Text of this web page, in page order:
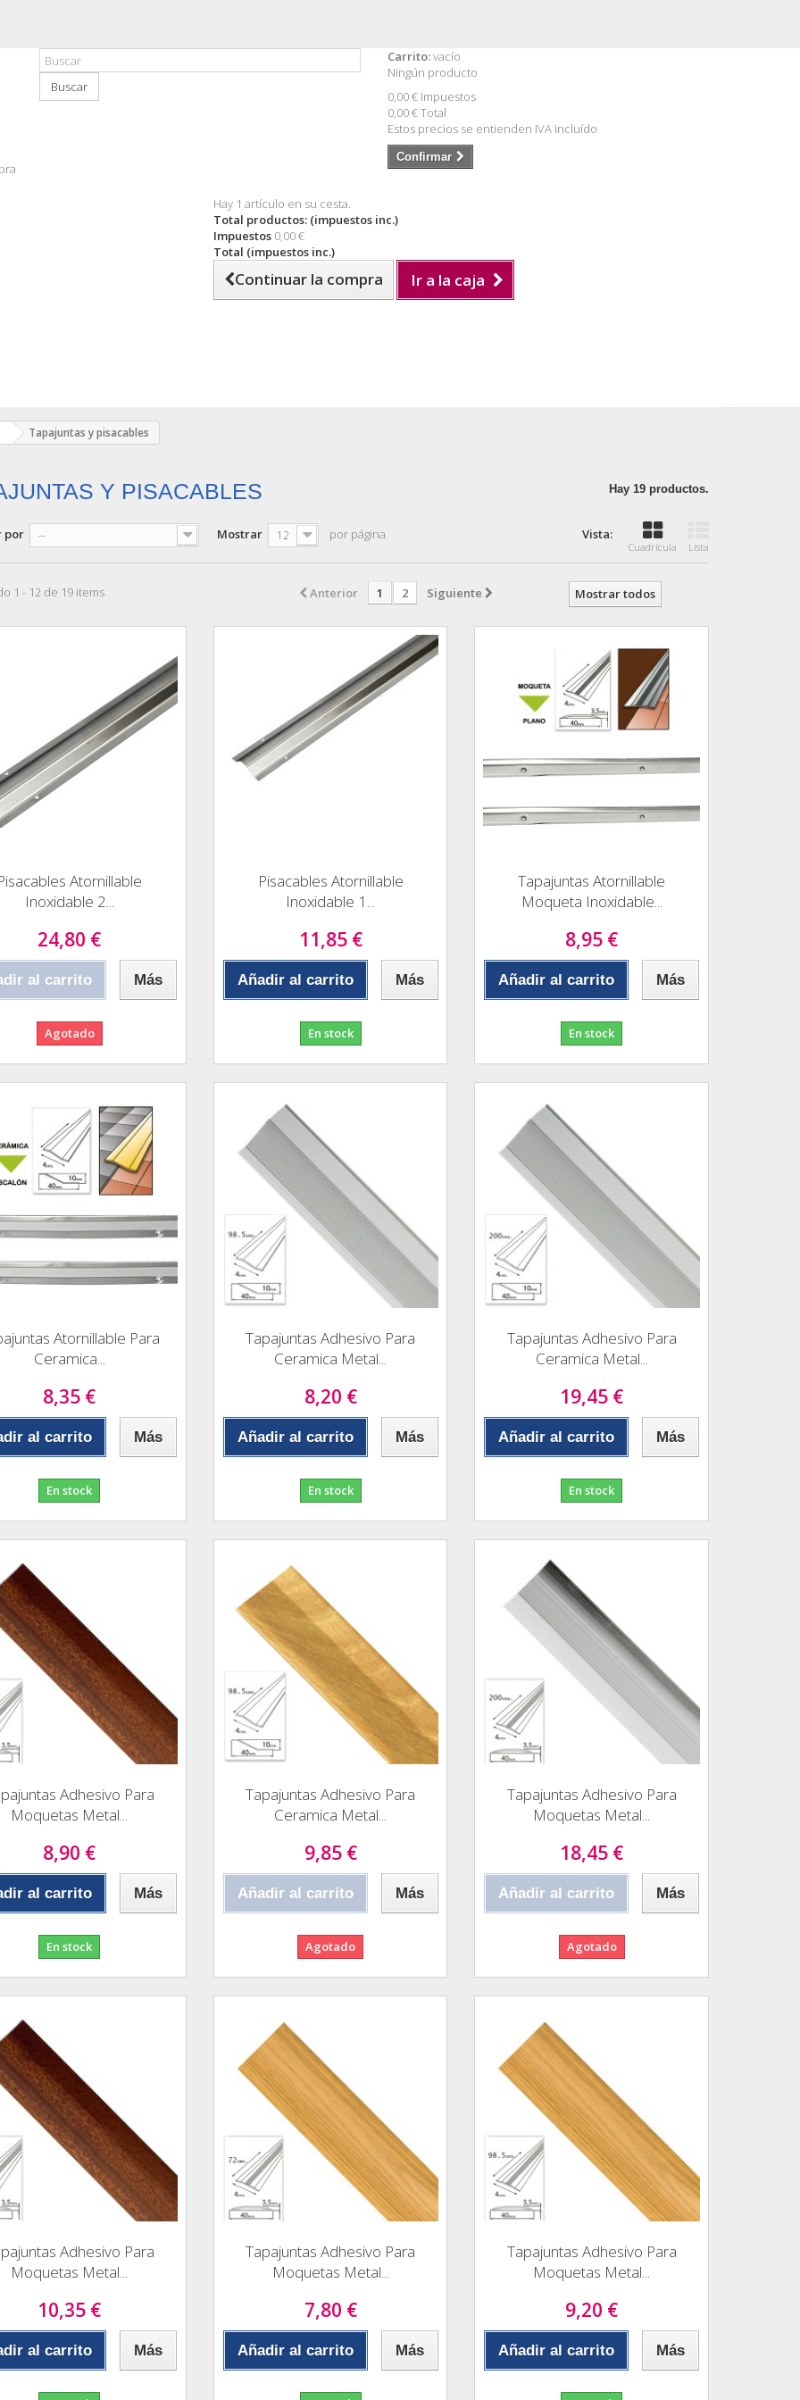
Buscar
Carrito:vacío
Ningún producto
0,00 € Impuestos
0,00 €Total
Estos precios se entienden IVA incluído
Confirmar
Hay 1 artículo en su cesta.
Total productos: (impuestos inc.)
Impuestos 0,00 €
Total (impuestos inc.)
Continuar la compra Ir a la caja
Tapajuntas y pisacables
Y PISACABLES Hay 19 productos.
Vista:
Cuadrícula Lista
por -- Mostrar 12 por página
Mostrar todos
Anterior 1 2 Siguiente
1 - 12 de 19 items
Atornillable
Inoxidable 2...
24,80 €
al carrito Más
Agotado
Pisacables Atornillable
Inoxidable 1...
11,85 €
Añadir al carrito Más
En stock
Tapajuntas Atornillable
Moqueta Inoxidable...
8,95 €
Añadir al carrito Más
En stock
Atornillable Para
Ceramica...
8,35 €
al carrito Más
En stock
Tapajuntas Adhesivo Para
Ceramica Metal...
8,20 €
Añadir al carrito Más
En stock
Tapajuntas Adhesivo Para
Ceramica Metal...
19,45 €
Añadir al carrito Más
En stock
Adhesivo Para
Moquetas Metal...
8,90 €
al carrito Más
En stock
Tapajuntas Adhesivo Para
Ceramica Metal...
9,85 €
Añadir al carrito Más
Agotado
Tapajuntas Adhesivo Para
Moquetas Metal...
18,45 €
Añadir al carrito Más
Agotado
Adhesivo Para
Moquetas Metal...
10,35 €
al carrito Más
Tapajuntas Adhesivo Para
Moquetas Metal...
7,80 €
Añadir al carrito Más
Tapajuntas Adhesivo Para
Moquetas Metal...
9,20 €
Añadir al carrito Más